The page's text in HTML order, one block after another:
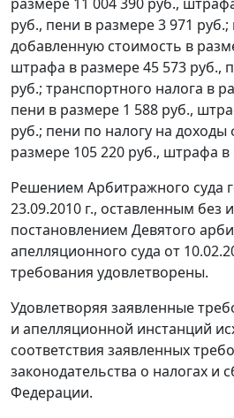
размере 11 004 390 руб.,
руб., пени в размере 3 971 руб.;
добавленную стоимость в
штрафа в размере 45 573 руб.,
руб.; транспортного налога в
пени в размере 1 588 руб.,
руб.; пени по налогу на доходы
размере 105 220 руб., штрафа в
Решением Арбитражного суда
23.09.2010 г., оставленным без
постановлением Девятого
апелляционного суда от
требования удовлетворены.
Удовлетворяя заявленные
и апелляционной инстанций
соответствия заявленных
законодательства о налогах и
Федерации.